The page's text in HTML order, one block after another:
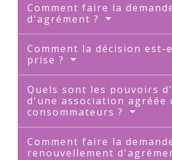
Comment faire la
d'agrément ?
Comment la décision est-
prise ?
Quels sont les pouvoirs
d'une association agréée
consommateurs ?
Comment faire la
renouvellement